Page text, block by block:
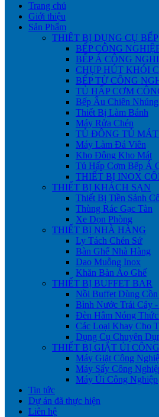
Trang chủ
Giới thiệu
Sản Phẩm
THIÊT BỊ DỤNG CỤ BẾP
BẾP CÔNG
BẾP Á CÔNG
CHỤP HÚT KHÓI
BẾP TỪ CÔNG
TỦ HẤP CƠM
Bếp Âu Chiên
Thiết Bị Làm Bánh
Máy Rửa Chén
TỦ ĐÔNG TỦ
Máy Làm Đá Viên
Kho Đông Kho Mát
Tủ Hấp Cơm Bếp Á
THIẾT BỊ INOX
THIẾT BỊ KHÁCH SẠN
Thiết Bị Tiền Sảnh
Thùng Rác Gạc Tàn
Xe Dọn Phòng
THIẾT BỊ NHÀ HÀNG
Ly Tách Chén Sứ
Bàn Ghế Nhà Hàng
Dao Muỗng Inox
Khăn Bàn Áo Ghế
THIẾT BỊ BUFFET BAR
Nồi Buffet Dùng
Bình Nước Trái Cây
Đèn Hâm Nóng
Các Loại Khay Cho
Dụng Cụ Chuyên
THIẾT BỊ GIẶT ỦI
Máy Giặt Công
Máy Sấy Công
Máy Ủi Công Nghiệp
Tin tức
Dự án đã thực hiện
Liên hệ